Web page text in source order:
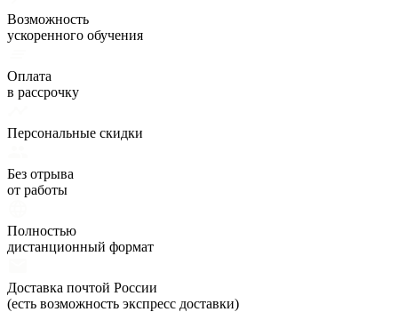
Возможность
ускоренного обучения
Оплата
в рассрочку
Персональные скидки
Без отрыва
от работы
Полностью
дистанционный формат
Доставка почтой России
(есть возможность экспресс доставки)